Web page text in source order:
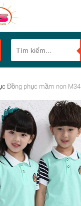
Đồng phục mầm non M34